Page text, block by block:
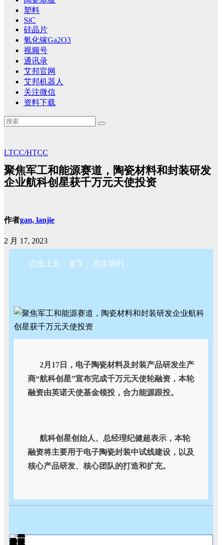
塑料
SiC
硅晶片
氧化镓Ga2O3
视频号
通讯录
艾邦官网
艾邦机器人
关注微信
资料下载
LTCC/HTCC
聚焦军工和能源赛道，陶瓷材料和封装研发
企业航科创星获千万元天使投资
作者gan, lanjie
2 月 17, 2023
点击上方「蓝字」关注我们
2月17日，电子陶瓷材料及封装产品研发生产
商“航科创星”宣布完成千万元天使轮融资，本轮
融资由英诺天使基金领投，合力能源跟投。
航科创星创始人、总经理纪健超表示，本轮
融资将主要用于电子陶瓷封装中试线建设，以及
核心产品研发、核心团队的打造和扩充。